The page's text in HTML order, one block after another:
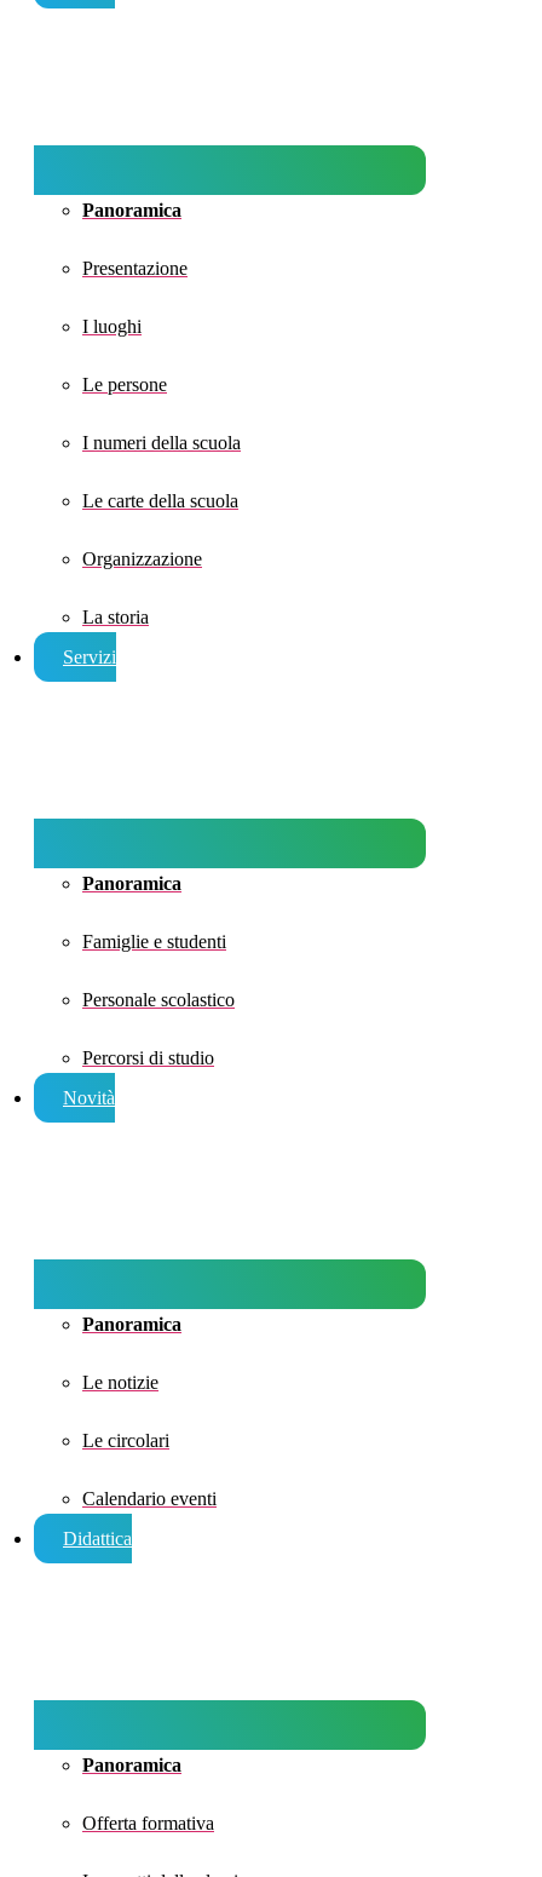
Panoramica
Presentazione
I luoghi
Le persone
I numeri della scuola
Le carte della scuola
Organizzazione
La storia
Servizi
Panoramica
Famiglie e studenti
Personale scolastico
Percorsi di studio
Novità
Panoramica
Le notizie
Le circolari
Calendario eventi
Didattica
Panoramica
Offerta formativa